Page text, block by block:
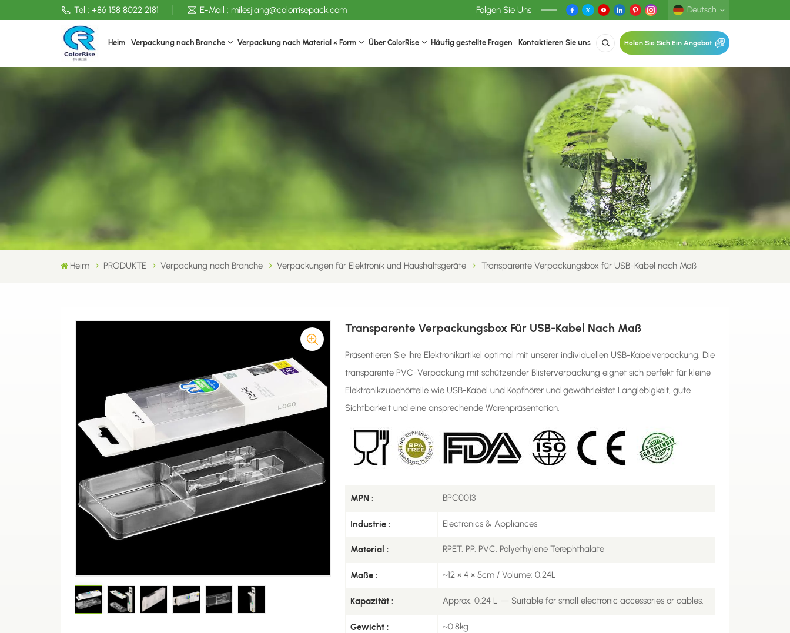
Tel : +86 158 8022 2181 E-Mail : milesjiang@colorrisepack.com Folgen Sie Uns Deutsch
Deutsch
Heim Verpackung nach Branche Verpackung nach Material × Form Über ColorRise Häufig gestellte Fragen Kontaktieren Sie uns Holen Sie Sich Ein Angebot
Heim PRODUKTE Verpackung nach Branche Verpackungen für Elektronik und Haushaltsgeräte Transparente Verpackungsbox für USB-Kabel nach Maß
Transparente Verpackungsbox Für USB-Kabel Nach Maß
Präsentieren Sie Ihre Elektronikartikel optimal mit unserer individuellen USB-Kabelverpackung. Die
transparente PVC-Verpackung mit schützender Blisterverpackung eignet sich perfekt für kleine
Elektronikzubehörteile wie USB-Kabel und Kopfhörer und gewährleistet Langlebigkeit, gute
Sichtbarkeit und eine ansprechende Warenpräsentation.
MPN : BPC0013
Industrie : Electronics & Appliances
Material : RPET, PP, PVC, Polyethylene Terephthalate
Maße : ~12 × 4 × 5cm / Volume: 0.24L
Kapazität : Approx. 0.24 L — Suitable for small electronic accessories or cables.
Gewicht : ~0.8kg